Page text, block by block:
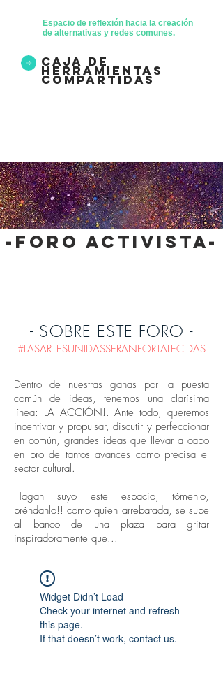
Espacio de reflexión hacia la creación
de alternativas y redes comunes.
caja de
herramientas
compartidas
-foro activista-
- SOBRE ESTE FORO -
#LASARTESUNIDASSERANFORTALECIDAS
Dentro de nuestras ganas por la puesta
común de ideas, tenemos una clarísima
línea: LA ACCIÓN!. Ante todo, queremos
incentivar y propulsar, discutir y perfeccionar
en común, grandes ideas que llevar a cabo
en pro de tantos avances como precisa el
sector cultural.
Hagan suyo este espacio, tómenlo,
préndanlo!! como quien arrebatada, se sube
al banco de una plaza para gritar
inspiradoramente que...
Widget Didn’t Load
Check your internet and refresh
this page.
If that doesn’t work, contact us.